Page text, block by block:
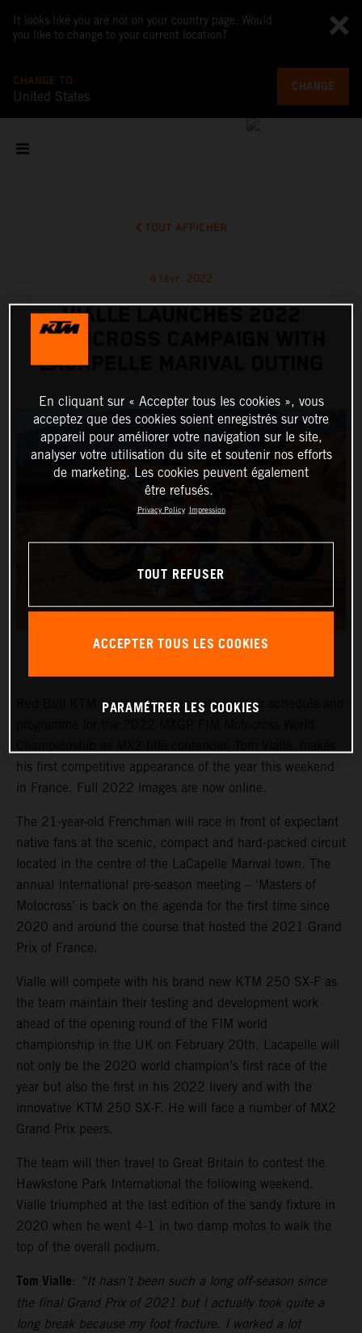
It looks like you are not on your country page. Would
you like to change to your current location?
CHANGE TO
United States
CHANGE
TOUT AFFICHER
4 févr. 2022
VIALLE LAUNCHES 2022
MOTOCROSS CAMPAIGN WITH
LACAPELLE MARIVAL OUTING
Red Bull KTM Factory Racing continue their schedule and
his first competitive appearance of the year this weekend
in France. Full 2022 images are now online.
The 21-year-old Frenchman will race in front of expectant
native fans at the scenic, compact and hard-packed circuit
located in the centre of the LaCapelle Marival town. The
annual International pre-season meeting – ‘Masters of
Motocross’ is back on the agenda for the first time since
2020 and around the course that hosted the 2021 Grand
Prix of France.
Vialle will compete with his brand new KTM 250 SX-F as
the team maintain their testing and development work
ahead of the opening round of the FIM world
championship in the UK on February 20th. Lacapelle will
not only be the 2020 world champion’s first race of the
year but also the first in his 2022 livery and with the
innovative KTM 250 SX-F. He will face a number of MX2
Grand Prix peers.
The team will then travel to Great Britain to contest the
Hawkstone Park International the following weekend.
Vialle triumphed at the last edition of the sandy fixture in
2020 when he went 4-1 in two damp motos to walk the
top of the overall podium.
Tom Vialle: “It hasn’t been such a long off-season since
the final Grand Prix of 2021 but I actually took quite a
long break because my foot fracture. I worked a lot
En cliquant sur « Accepter tous les cookies », vous
acceptez que des cookies soient enregistrés sur votre
appareil pour améliorer votre navigation sur le site,
analyser votre utilisation du site et soutenir nos efforts
de marketing. Les cookies peuvent également
être refusés.
Privacy Policy Impression
TOUT REFUSER
ACCEPTER TOUS LES COOKIES
PARAMÉTRER LES COOKIES